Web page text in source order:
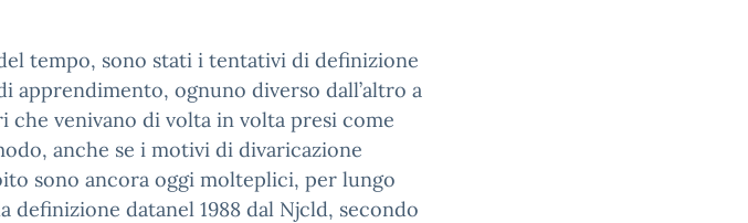
tempo, sono stati i tentativi di definizione
apprendimento, ognuno diverso dall’altro a
che venivano di volta in volta presi come
anche se i motivi di divaricazione
sono ancora oggi molteplici, per lungo
definizione datanel 1988 dal Njcld, secondo